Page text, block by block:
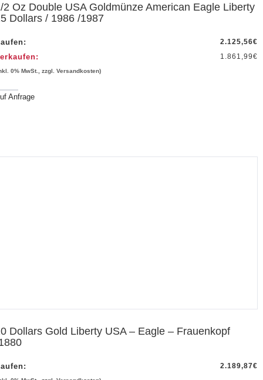
2 Oz Double USA Goldmünze American Eagle Liberty
Dollars / 1986 /1987
2.125,56€
1.861,99€
0% MwSt., zzgl. Versandkosten)
Anfrage
Dollars Gold Liberty USA – Eagle – Frauenkopf
2.189,87€